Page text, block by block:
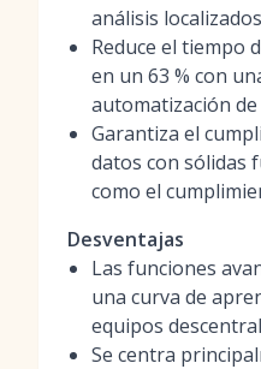
análisis localizados
Reduce el tiempo
en un 63 % con
automatización de
Garantiza el
datos con sólidas
como el
Desventajas
Las funciones
una curva de
equipos
Se centra